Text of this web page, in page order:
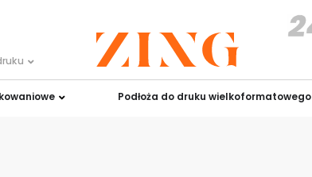
Podłoża do druku wielkoformatowego